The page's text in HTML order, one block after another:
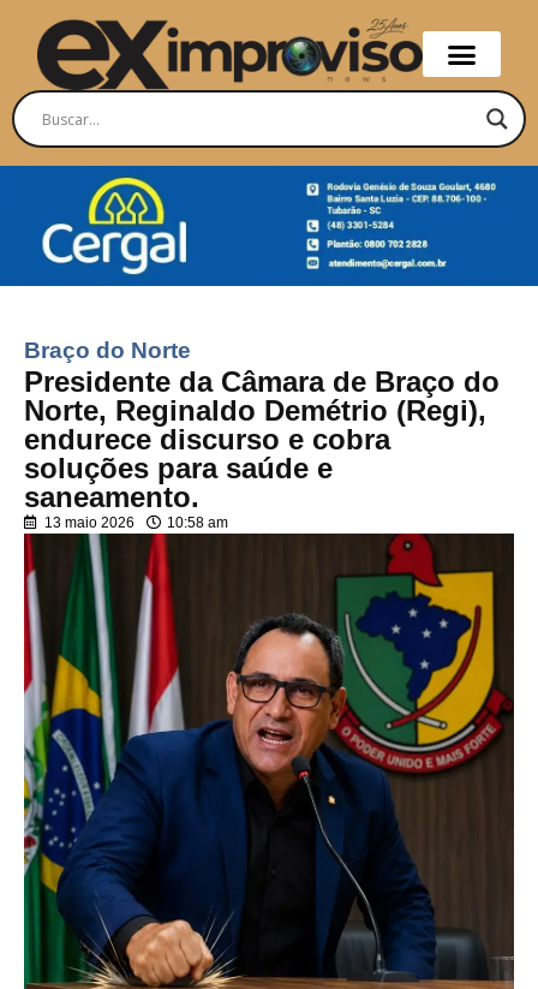
Braço do Norte
Presidente da Câmara de Braço do
Norte, Reginaldo Demétrio (Regi),
endurece discurso e cobra
soluções para saúde e
saneamento.
13 maio 2026 10:58 am